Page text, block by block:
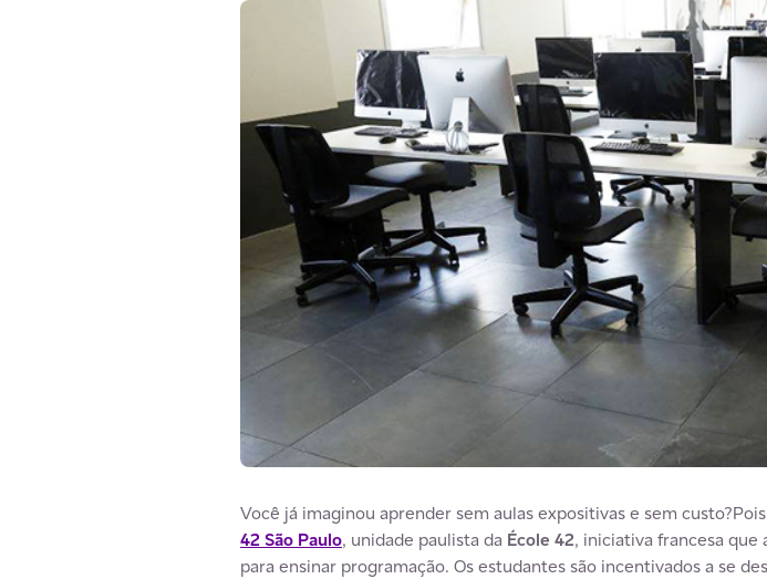
Você já imaginou aprender sem aulas expositivas e sem
42 São Paulo, unidade paulista da École 42, iniciativa francesa
para ensinar programação. Os estudantes são incentivados a se